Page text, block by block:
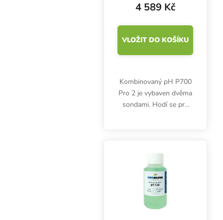
4 589 Kč
VLOŽIT DO KOŠÍKU
Kombinovaný pH P700
Pro 2 je vybaven dvěma
sondami. Hodí se pro
v bazénech, vířivkách...